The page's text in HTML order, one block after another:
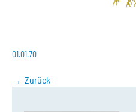
01.01.70
Zurück